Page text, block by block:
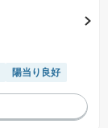
陽当り良好